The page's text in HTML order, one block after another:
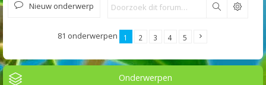
Nieuw onderwerp Zoek
81 onderwerpen 1 2 3 4 5
Onderwerpen